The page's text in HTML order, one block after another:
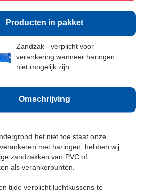
Producten in pakket
Zandzak - verplicht voor
verankering wanneer haringen
niet mogelijk zijn
Omschrijving
het niet toe staat onze
met haringen, hebben wij
zandzakken van PVC of
als verankerpunten.
tijde verplicht luchtkussens te